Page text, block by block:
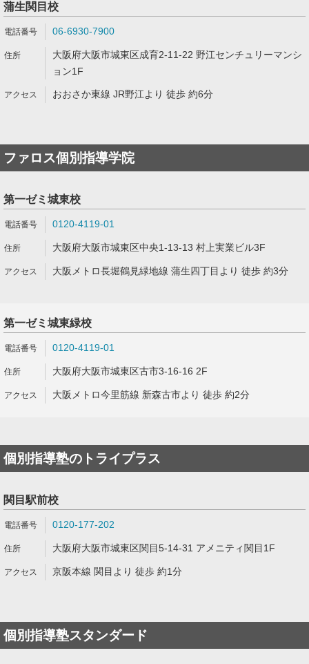
蒲生関目校
06-6930-7900
大阪府大阪市城東区成育2-11-22 野江センチュリーマンシ
ョン1F
おおさか東線 JR野江より 徒歩 約6分
ファロス個別指導学院
第一ゼミ城東校
0120-4119-01
大阪府大阪市城東区中央1-13-13 村上実業ビル3F
大阪メトロ長堀鶴見緑地線 蒲生四丁目より 徒歩 約3分
第一ゼミ城東緑校
0120-4119-01
大阪府大阪市城東区古市3-16-16 2F
大阪メトロ今里筋線 新森古市より 徒歩 約2分
個別指導塾のトライプラス
関目駅前校
0120-177-202
大阪府大阪市城東区関目5-14-31 アメニティ関目1F
京阪本線 関目より 徒歩 約1分
個別指導塾スタンダード